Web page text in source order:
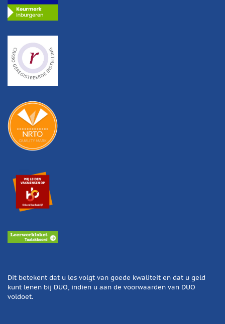
Dit betekent dat u les volgt van goede kwaliteit en dat u geld
kunt lenen bij DUO, indien u aan de voorwaarden van DUO
voldoet.